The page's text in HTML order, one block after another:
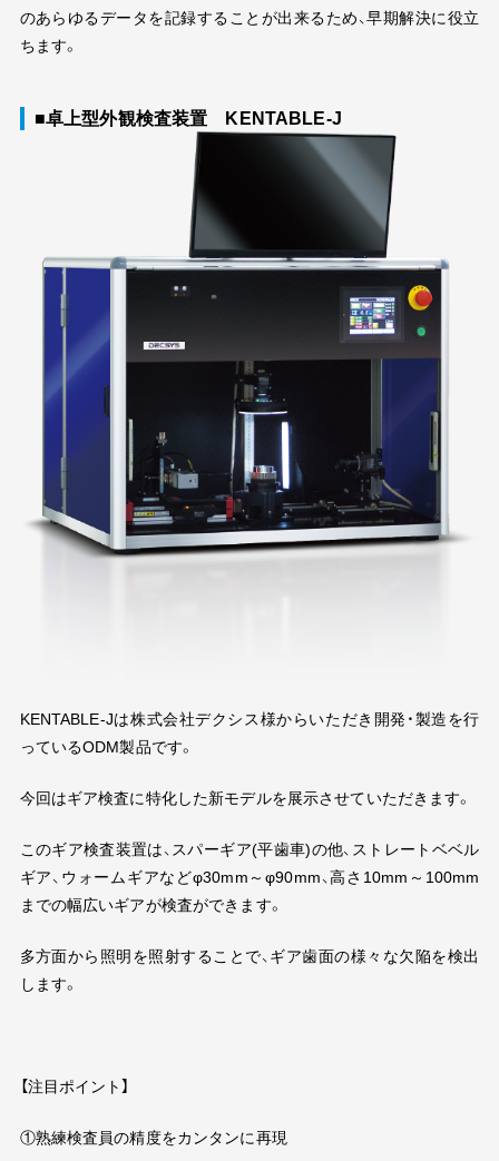
のあらゆるデータを記録することが出来るため、早期解決に役立
ちます。
■卓上型外観検査装置 KENTABLE-J
KENTABLE-Jは株式会社デクシス様からいただき開発・製造を行
っているODM製品です。
今回はギア検査に特化した新モデルを展示させていただきます。
このギア検査装置は、スパーギア(平歯車)の他、ストレートベベル
ギア、ウォームギアなどφ30mm ～φ90mm、高さ 10mm ～ 100mm
までの幅広いギアが検査ができます。
多方面から照明を照射することで、ギア歯面の様々な欠陥を検出
します。
【注目ポイント】
①熟練検査員の精度をカンタンに再現